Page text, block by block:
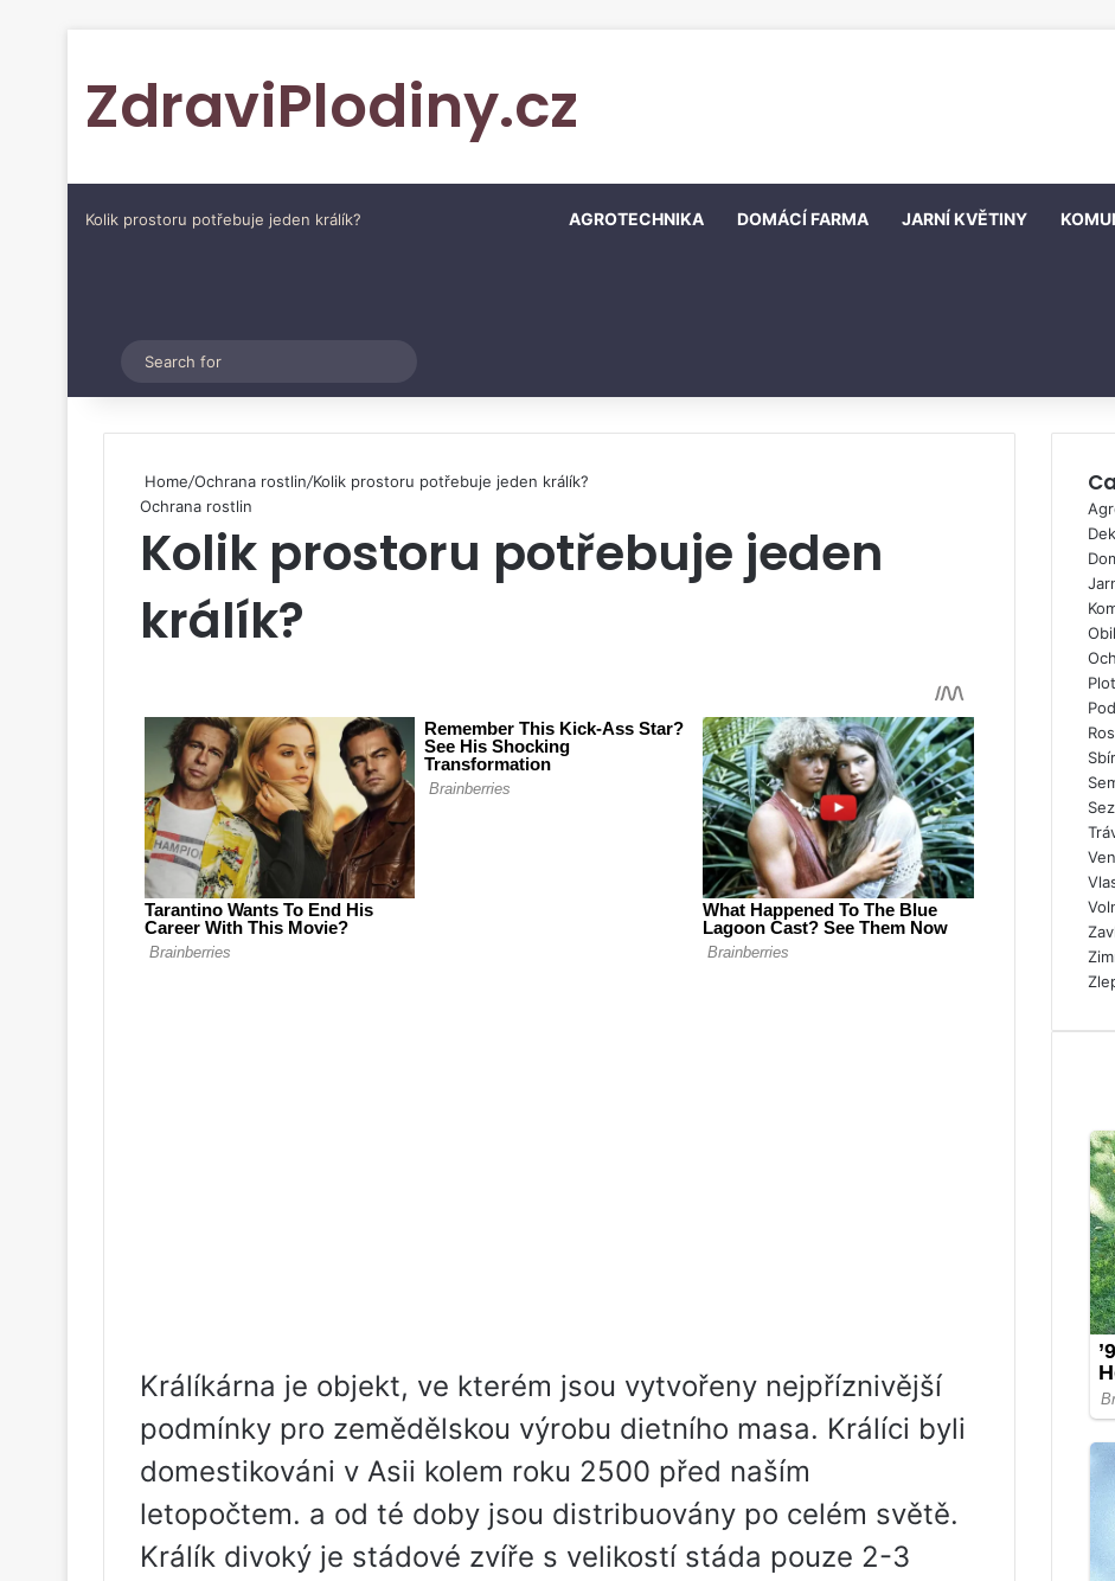
ZdraviPlodiny.cz
Kolik prostoru potřebuje jeden králík? AGROTECHNIKA DOMÁCÍ FARMA JARNÍ KVĚTINY
Switch skin
for
Home/Ochrana rostlin/Kolik prostoru potřebuje jeden králík?
Ochrana rostlin
Kolik prostoru potřebuje jeden
králík?
Králíkárna je objekt, ve kterém jsou vytvořeny nejpříznivější
podmínky pro zemědělskou výrobu dietního masa. Králíci byli
domestikováni v Asii kolem roku 2500 před naším
letopočtem. a od té doby jsou distribuovány po celém světě.
Králík divoký je stádové zvíře s velikostí stáda pouze 2-3